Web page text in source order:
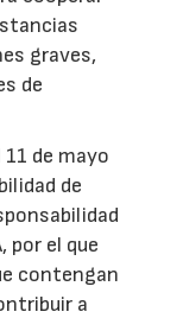
graves,
de
de mayo
de
por el que
contengan
a